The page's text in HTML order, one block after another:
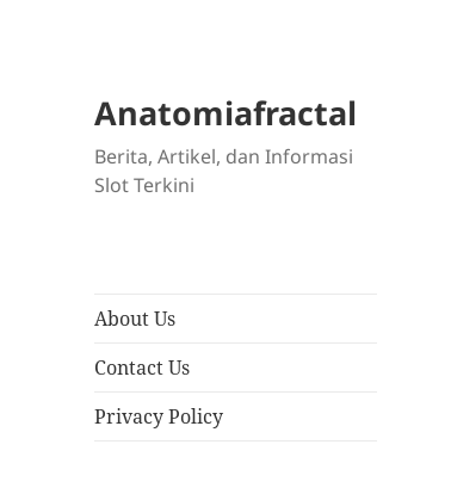
Anatomiafractal
Berita, Artikel, dan Informasi
Slot Terkini
About Us
Contact Us
Privacy Policy